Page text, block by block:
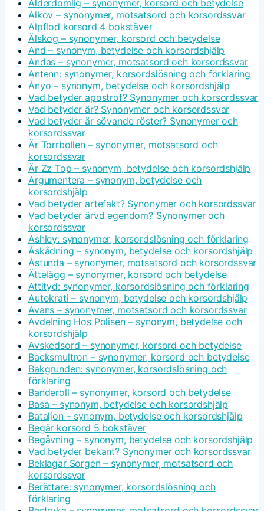
Ålderdomlig – synonymer, korsord och betydelse
Alkov – synonymer, motsatsord och korsordssvar
Alpflod korsord 4 bokstäver
Älskog – synonymer, korsord och betydelse
And – synonym, betydelse och korsordshjälp
Andas – synonymer, motsatsord och korsordssvar
Antenn: synonymer, korsordslösning och förklaring
Ånyo – synonym, betydelse och korsordshjälp
Vad betyder apostrof? Synonymer och korsordssvar
Vad betyder är? Synonymer och korsordssvar
Vad betyder är sövande röster? Synonymer och
korsordssvar
Är Torrbollen – synonymer, motsatsord och
korsordssvar
Är Zz Top – synonym, betydelse och korsordshjälp
Argumentera – synonym, betydelse och
korsordshjälp
Vad betyder artefakt? Synonymer och korsordssvar
Vad betyder ärvd egendom? Synonymer och
korsordssvar
Ashley: synonymer, korsordslösning och förklaring
Åskådning – synonym, betydelse och korsordshjälp
Åstunda – synonymer, motsatsord och korsordssvar
Ättelägg – synonymer, korsord och betydelse
Attityd: synonymer, korsordslösning och förklaring
Autokrati – synonym, betydelse och korsordshjälp
Avans – synonymer, motsatsord och korsordssvar
Avdelning Hos Polisen – synonym, betydelse och
korsordshjälp
Avskedsord – synonymer, korsord och betydelse
Backsmultron – synonymer, korsord och betydelse
Bakgrunden: synonymer, korsordslösning och
förklaring
Banderoll – synonymer, korsord och betydelse
Basa – synonym, betydelse och korsordshjälp
Bataljon – synonym, betydelse och korsordshjälp
Begär korsord 5 bokstäver
Begåvning – synonym, betydelse och korsordshjälp
Vad betyder bekant? Synonymer och korsordssvar
Beklagar Sorgen – synonymer, motsatsord och
korsordssvar
Berättare: synonymer, korsordslösning och
förklaring